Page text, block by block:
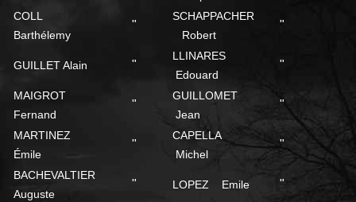
COLL
Barthélemy
"
SCHAPPACHER
Robert
"
GUILLET Alain "
LLINARES
Edouard
"
MAIGROT
Fernand
"
GUILLOMET
Jean
"
MARTINEZ
Émile
"
CAPELLA
Michel
"
BACHEVALTIER
Auguste
" LOPEZ Emile "